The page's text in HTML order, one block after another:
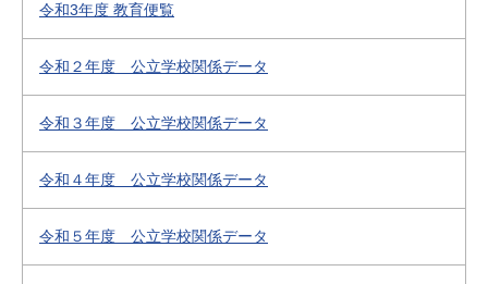
令和3年度 教育便覧
令和２年度 公立学校関係データ
令和３年度 公立学校関係データ
令和４年度 公立学校関係データ
令和５年度 公立学校関係データ